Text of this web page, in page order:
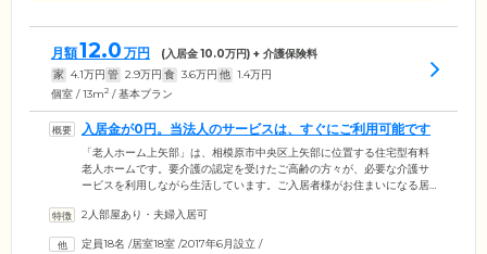
月額12.0 万円 (入居金10.0万円) + 介護保険料
家 4.1万円 管 2.9万円 食 3.6万円 他 1.4万円
個室 / 13m2 / 基本プラン
入居金が0円。当法人のサービスは、すぐにご利用可能です
「老人ホーム上矢部」は、相模原市中央区上矢部に位置する住宅型有料
老人ホームです。要介護の認定を受けたご高齢の方々が、必要な介護サ
ービスを利用しながら生活しています。ご入居者様がお住まいになる居
とりの時間も快適にお過ごしいただけます。当ホームは、多くの方にご
依存度や介護度の高い方にお役立ていただくため、当法人運営のサービ
2人部屋あり・夫婦入居可
定員18名 /居室18室 /2017年6月設立 /